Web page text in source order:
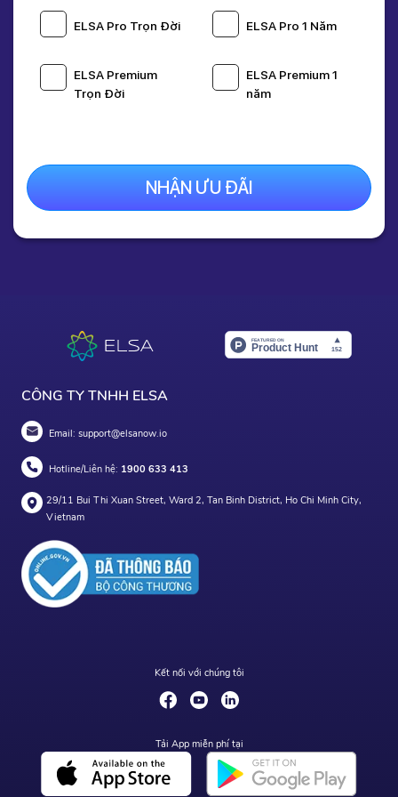
Giá gốc: 1,595,000 Đ
Nhập mãTHANG8
khi thanh toán
online
ELSA Pro Trọn Đời ELSA Pro 1 Năm
ELSA Premium
Trọn Đời
ELSA Premium 1
năm
NHẬN ƯU ĐÃI
CÔNG TY TNHH ELSA
Email: support@elsanow.io
Hotline/Liên hệ: 1900 633 413
29/11 Bui Thi Xuan Street, Ward 2, Tan Binh District, Ho Chi Minh City,
Vietnam
Kết nối với chúng tôi
Tải App miễn phí tại